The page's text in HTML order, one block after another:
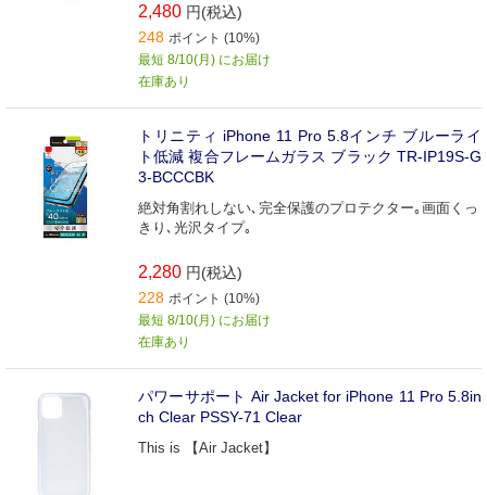
2,480 円(税込)
248 ポイント (10%)
最短 8/10(月) にお届け
在庫あり
トリニティ iPhone 11 Pro 5.8インチ ブルーライ
ト低減 複合フレームガラス ブラック TR-IP19S-G
3-BCCCBK
絶対角割れしない､完全保護のプロテクター｡画面くっ
きり､光沢タイプ｡
2,280 円(税込)
228 ポイント (10%)
最短 8/10(月) にお届け
在庫あり
パワーサポート Air Jacket for iPhone 11 Pro 5.8in
ch Clear PSSY-71 Clear
This is 【Air Jacket】